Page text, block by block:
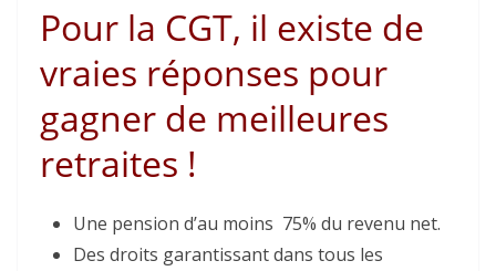
Pour la CGT, il existe de
vraies réponses pour
gagner de meilleures
retraites !
Une pension d’au moins 75% du revenu net.
Des droits garantissant dans tous les